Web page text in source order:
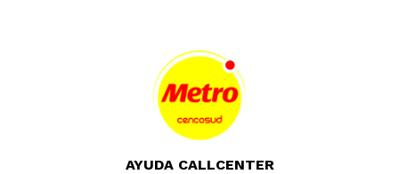
AYUDA CALLCENTER